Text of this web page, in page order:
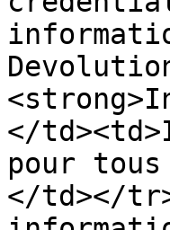
</
pour
</td></